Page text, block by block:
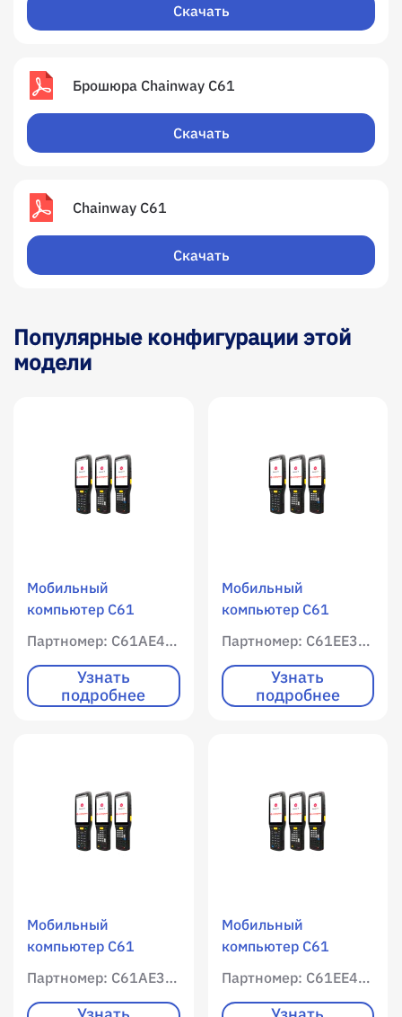
Скачать
Брошюра Chainway C61
Скачать
Chainway C61
Скачать
Популярные конфигурации этой
модели
Мобильный
компьютер C61
C61AE47A13-U2T9-
PB / WLAN / 3072
RAM / 32768 ROM /
Цветной экран /
/ 1D / 2D /
фотокамера / Android
13 / Устройство +
рукоятка с АКБ / USB
Партномер: C61AE47A13-U2T9-PB
Узнать
подробнее
Мобильный
компьютер C61
C61EE37A13-U2T9-
PB / WLAN / 4096
RAM / 65536 ROM /
Цветной экран /
/ 1D / 2D /
фотокамера / Android
13 / Устройство +
рукоятка с АКБ / USB
Партномер: C61EE37A13-U2T9-PB
Узнать
подробнее
Мобильный
компьютер C61
C61AE37A13-U2T9-
PB / WLAN / 3072
RAM / 32768 ROM /
Партномер: C61AE37A13-U2T9-PB
Мобильный
компьютер C61
C61EE47A13-U2T9-
PB / WLAN / 4096
RAM / 65536 ROM /
Партномер: C61EE47A13-U2T9-PB